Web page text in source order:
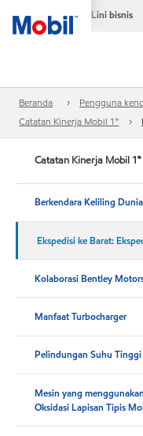
Lini bisnis
Beranda Pengguna
Catatan Kinerja Mobil 1™
Catatan Kinerja Mobil 1™
Berkendara Keliling Dunia
Ekspedisi ke Barat:
Kolaborasi Bentley
Manfaat Turbocharger
Pelindungan Suhu Tinggi
Mesin yang
Oksidasi Lapisan Tipis